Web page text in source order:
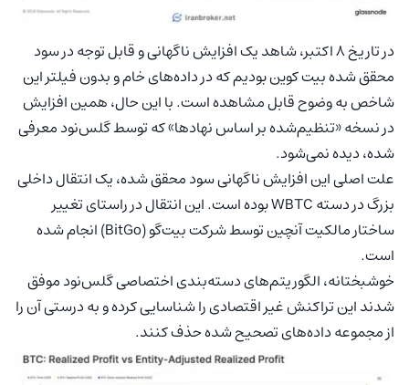
در تاریخ 8 اکتبر، شاهد یک افزایش ناگهانی و قابل توجه در سود
محقق شده بیت کوین بودیم که در داده‌های خام و بدون فیلتر این
شاخص به وضوح قابل مشاهده است. با این حال، همین افزایش
در نسخه «تنظیم‌شده بر اساس نهادها» که توسط گلس‌نود معرفی
شده، دیده نمی‌شود.
علت اصلی این افزایش ناگهانی سود محقق شده، یک انتقال داخلی
بزرگ در دسته WBTC بوده است. این انتقال در راستای تغییر
ساختار مالکیت آنچین توسط شرکت بیت‌گو (BitGo) انجام شده
است.
خوشبختانه، الگوریتم‌های دسته‌بندی اختصاصی گلس‌نود موفق
شدند این تراکنش غیر اقتصادی را شناسایی کرده و به درستی آن را
از مجموعه داده‌های تصحیح شده حذف کنند.